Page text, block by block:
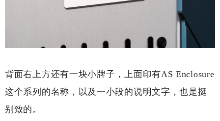
背面右上方还有一块小牌子，上面印有AS Enclosure
这个系列的名称，以及一小段的说明文字，也是挺
别致的。